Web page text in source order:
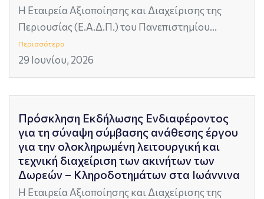
Η Εταιρεία Αξιοποίησης και Διαχείρισης της
Περιουσίας (Ε.Α.Δ.Π.) του Πανεπιστημίου...
Περισσότερα
29 Ιουνίου, 2026
Πρόσκληση Εκδήλωσης Ενδιαφέροντος
για τη σύναψη σύμβασης ανάθεσης έργου
για την ολοκληρωμένη λειτουργική και
τεχνική διαχείριση των ακινήτων των
Δωρεών – Κληροδοτημάτων στα Ιωάννινα
Η Εταιρεία Αξιοποίησης και Διαχείρισης της